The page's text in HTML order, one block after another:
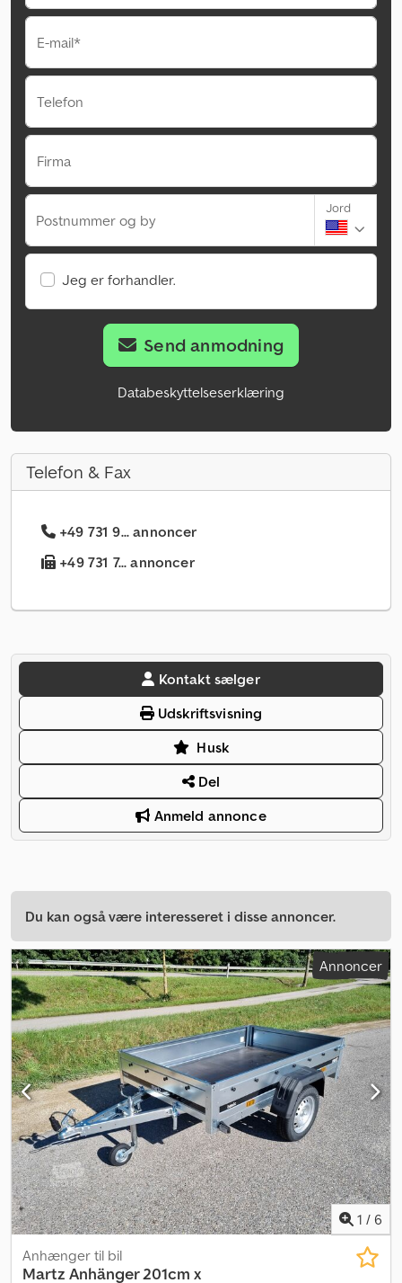
E-mail*
Telefon
Firma
Postnummer og by
Jord
Jeg er forhandler.
Send anmodning
Databeskyttelseserklæring
Telefon & Fax
+49 731 9... annoncer
+49 731 7... annoncer
Kontakt sælger
Udskriftsvisning
Husk
Del
Anmeld annonce
Du kan også være interesseret i disse annoncer.
Annoncer
1 / 6
Anhænger til bil
Martz Anhänger 201cm x